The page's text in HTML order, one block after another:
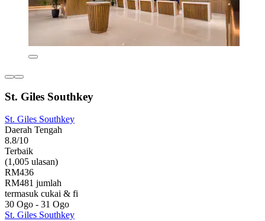
St. Giles Southkey
St. Giles Southkey
Daerah Tengah
8.8/10
Terbaik
(1,005 ulasan)
RM436
RM481 jumlah
termasuk cukai & fi
30 Ogo - 31 Ogo
St. Giles Southkey